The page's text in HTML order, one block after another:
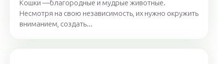
Кошки —благородные и мудрые животные.
Несмотря на свою независимость, их нужно окружить
вниманием, создать...